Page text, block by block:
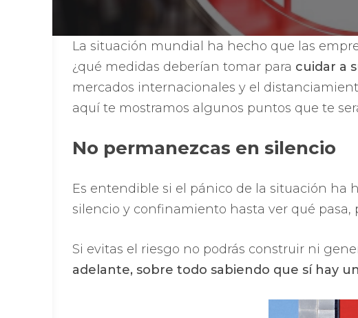
La situación mundial ha hecho que las
¿qué medidas deberían tomar para cuidar a
mercados internacionales y el
aquí te mostramos algunos puntos que te
No permanezcas en silencio
Es entendible si el pánico de la situación ha
silencio y confinamiento hasta ver qué
Si evitas el riesgo no podrás construir ni
adelante, sobre todo sabiendo que sí hay